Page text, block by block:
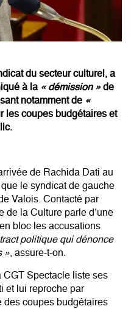
du secteur culturel, a
à la « démission »de
notamment de «
les coupes budgétaires et
de Rachida Dati au
le syndicat de gauche
Valois. Contacté par
de la Culture parle d’une
bloc les accusations
politique qui dénonce
», assure-t-on.
CGT Spectacle liste ses
et lui reproche par
des coupes budgétaires